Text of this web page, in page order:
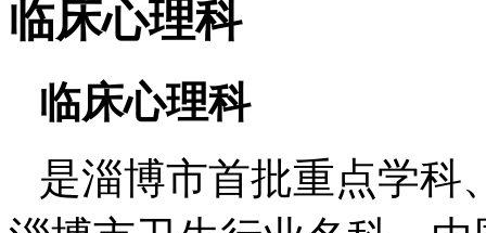
临床心理科
临床心理科
是淄博市首批重点学科